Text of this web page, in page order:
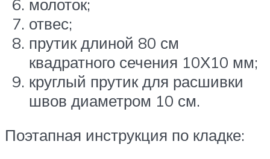
молоток;
отвес;
прутик длиной 80 см
квадратного сечения 10Х10 мм;
круглый прутик для расшивки
швов диаметром 10 см.
Поэтапная инструкция по кладке: